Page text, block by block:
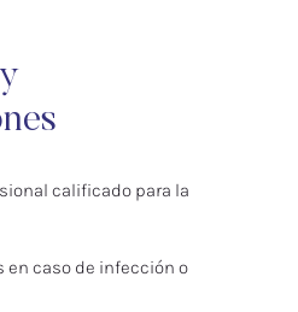
calificado para la
caso de infección o